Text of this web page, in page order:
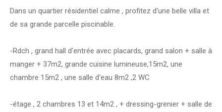
Dans un quartier résidentiel calme , profitez d'une belle villa et
de sa grande parcelle piscinable.
-Rdch , grand hall d'entrée avec placards, grand salon + salle à
manger + 37m2, grande cuisine lumineuse,15m2, une
chambre 15m2 , une salle d'eau 8m2 ,2 WC
-étage , 2 chambres 13 et 14m2 , + dressing-grenier + salle de